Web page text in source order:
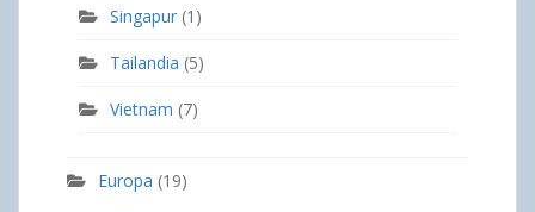
Singapur (1)
Tailandia (5)
Vietnam (7)
Europa (19)